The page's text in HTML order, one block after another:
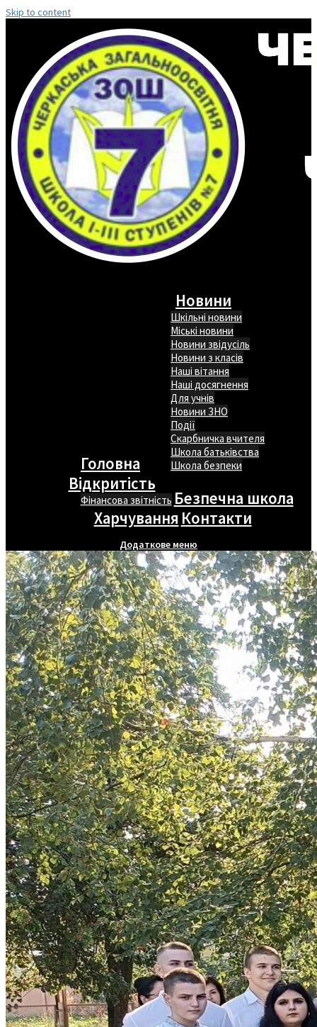
Skip to content
Головна
Новини
Шкільні новини
Міські новини
Новини звідусіль
Новини з класів
Наші вітання
Наші досягнення
Для учнів
Новини ЗНО
Події
Скарбничка вчителя
Школа батьківства
Школа безпеки
Відкритість
Фінансова звітність Безпечна школа
Харчування Контакти
Додаткове меню